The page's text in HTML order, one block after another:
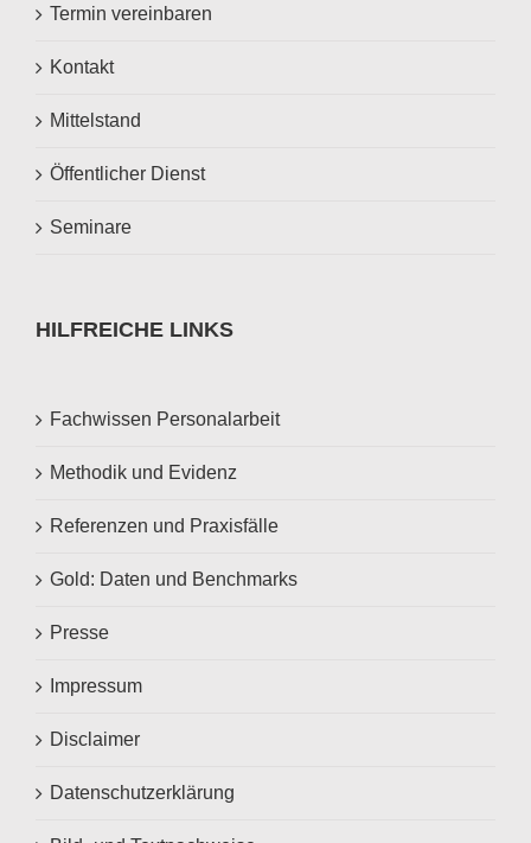
Termin vereinbaren
Kontakt
Mittelstand
Öffentlicher Dienst
Seminare
HILFREICHE LINKS
Fachwissen Personalarbeit
Methodik und Evidenz
Referenzen und Praxisfälle
Gold: Daten und Benchmarks
Presse
Impressum
Disclaimer
Datenschutzerklärung